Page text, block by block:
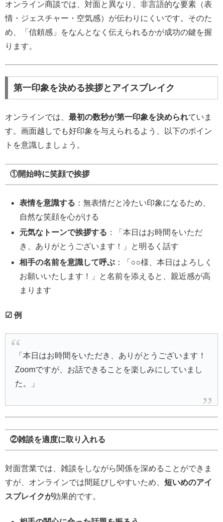
オンライン商談では、対面と異なり、非言語的な要素（表
情・ジェスチャー・空気感）が伝わりにくいです。そのた
め、「信頼感」をなんとなく伝えられるかが成功の鍵を握
ります。
第一印象を決める挨拶とアイスブレイク
オンラインでは、 最初の数秒が第一印象を決められていま
す。画面越しでも好印象を与えられるよう、以下のポイン
トを意識しましょう。
①開始時に笑顔で挨拶
表情を意識する ：無表情だと冷たい印象になるため、
自然な笑顔を心がける
元気なトーンで挨拶する ：「本日はお時間をいただ
き、ありがとうございます！」と明るく話す
相手の名前を意識して呼ぶ ：「○○様、本日はよろしく
お願いいたします！」と名前を添えると、親近感が高
まります
☑ 例
「本日はお時間をいただき、ありがとうございます！
Zoomですが、お話できることを楽しみにしていまし
た。」
②雑談を適度に取り入れる
対面営業では、雑談をしながら関係を深めることができま
すが、オンラインでは間延びしやすいため、 短いめのアイ
スブレイクが効果的です。